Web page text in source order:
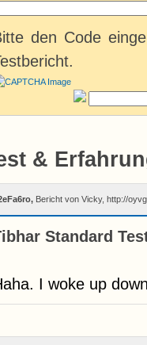
den Code
&
Bericht von Vicky, http://
Standard
I woke up